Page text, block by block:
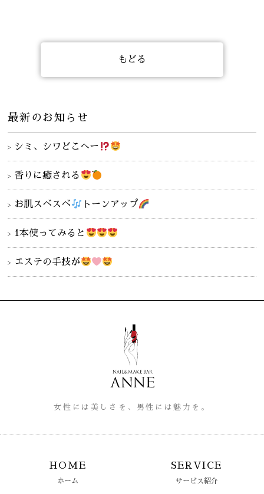
もどる
最新のお知らせ
シミ、シワどこへー
香りに癒される
お肌スベスベ トーンアップ
1本使ってみると
エステの手技が
女性には美しさを、男性には魅力を。
HOME
ホーム
SERVICE
サービス紹介